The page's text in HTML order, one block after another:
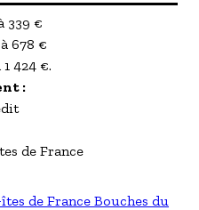
339 €
678 €
424 €.
:
de France
de France Bouches du